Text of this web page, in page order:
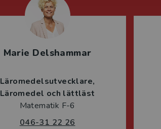
Marie Delshammar
Läromedelsutvecklare
Läromedel och lättläst
Matematik F-6
046-31 22 26